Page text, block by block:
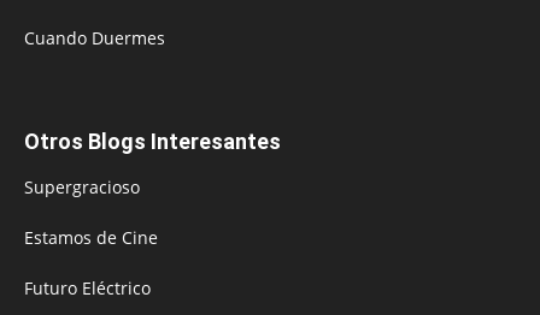
Cuando Duermes
Otros Blogs Interesantes
Supergracioso
Estamos de Cine
Futuro Eléctrico